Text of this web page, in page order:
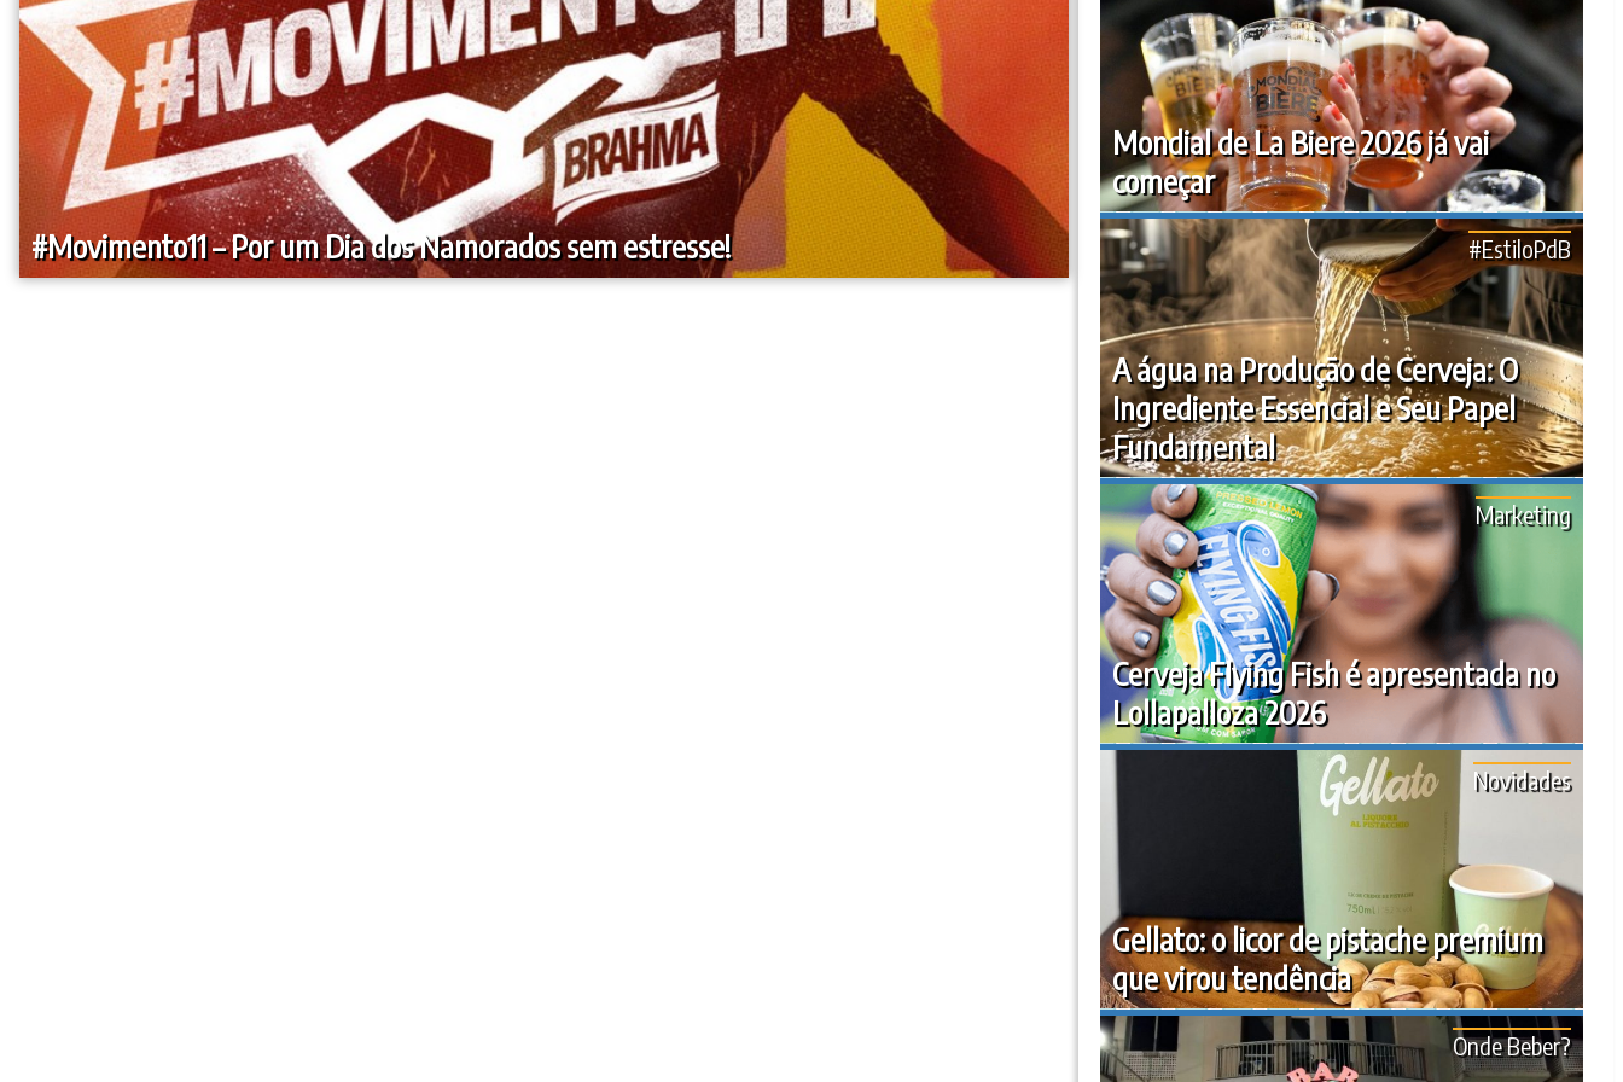
#Movimento11 – Por um Dia dos Namorados sem estresse!
Mondial de La Biere 2026 já vai
começar
A água na Produção de Cerveja: O
Ingrediente Essencial e Seu Papel
Fundamental
#EstiloPdB
Cerveja Flying Fish é apresentada no
Lollapalloza 2026
Marketing
Gellato: o licor de pistache premium
que virou tendência
Novidades
Onde Beber?